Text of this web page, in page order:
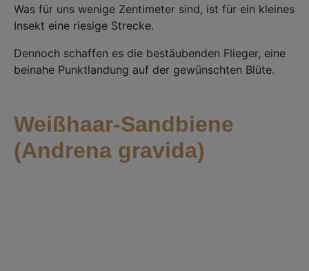
Was für uns wenige Zentimeter sind, ist für ein kleines
Insekt eine riesige Strecke.
Dennoch schaffen es die bestäubenden Flieger, eine
beinahe Punktlandung auf der gewünschten Blüte.
Weißhaar-Sandbiene
(Andrena gravida)